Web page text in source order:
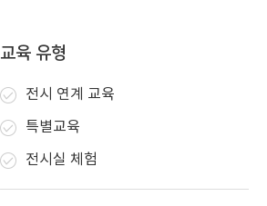
교육 유형
전시 연계 교육
특별교육
전시실 체험